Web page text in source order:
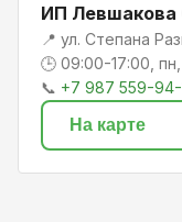
ИП Левшакова
📍 ул. Степана
🕒 09:00-17:00,
📞 +7 987 559-94-
На карте